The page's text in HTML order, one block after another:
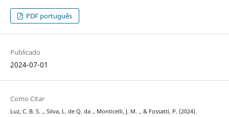
PDF português
Publicado
2024-07-01
Como Citar
Luz, C. B. S. ., Silva, L. de Q. da ., Monticelli, J. M. ., & Fossatti, P. (2024).